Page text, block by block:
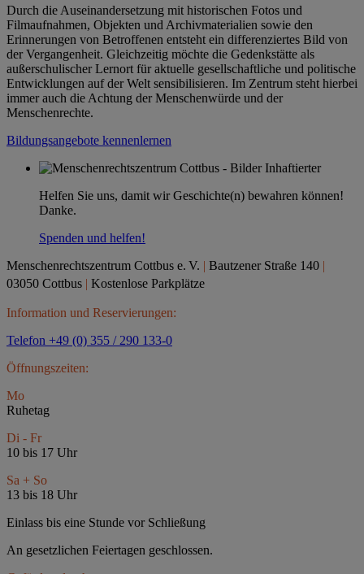
Durch die Auseinandersetzung mit historischen Fotos und
Filmaufnahmen, Objekten und Archivmaterialien sowie den
Erinnerungen von Betroffenen entsteht ein differenziertes Bild von
der Vergangenheit. Gleichzeitig möchte die Gedenkstätte als
außerschulischer Lernort für aktuelle gesellschaftliche und politische
Entwicklungen auf der Welt sensibilisieren. Im Zentrum steht hierbei
immer auch die Achtung der Menschenwürde und der
Menschenrechte.
Bildungsangebote kennenlernen
Helfen Sie uns, damit wir Geschichte(n) bewahren können!
Danke.
Spenden und helfen!
Menschenrechtszentrum Cottbus e. V. | Bautzener Straße 140 |
03050 Cottbus | Kostenlose Parkplätze
Information und Reservierungen:
Telefon +49 (0) 355 / 290 133-0
Öffnungszeiten:
Mo
Ruhetag
Di - Fr
10 bis 17 Uhr
Sa + So
13 bis 18 Uhr
Einlass bis eine Stunde vor Schließung
An gesetzlichen Feiertagen geschlossen.